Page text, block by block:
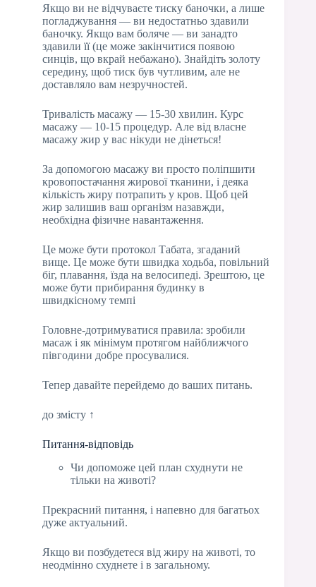
Якщо ви не відчуваєте тиску баночки, а лише
погладжування — ви недостатньо здавили
баночку. Якщо вам боляче — ви занадто
здавили її (це може закінчитися появою
синців, що вкрай небажано). Знайдіть золоту
середину, щоб тиск був чутливим, але не
доставляло вам незручностей.
Тривалість масажу — 15-30 хвилин. Курс
масажу — 10-15 процедур. Але від власне
масажу жир у вас нікуди не дінеться!
За допомогою масажу ви просто поліпшити
кровопостачання жирової тканини, і деяка
кількість жиру потрапить у кров. Щоб цей
жир залишив ваш організм назавжди,
необхідна фізичне навантаження.
Це може бути протокол Табата, згаданий
вище. Це може бути швидка ходьба, повільний
біг, плавання, їзда на велосипеді. Зрештою, це
може бути прибирання будинку в
швидкісному темпі
Головне-дотримуватися правила: зробили
масаж і як мінімум протягом найближчого
півгодини добре просувалися.
Тепер давайте перейдемо до ваших питань.
до змісту ↑
Питання-відповідь
Чи допоможе цей план схуднути не
тільки на животі?
Прекрасний питання, і напевно для багатьох
дуже актуальний.
Якщо ви позбудетеся від жиру на животі, то
неодмінно схуднете і в загальному.